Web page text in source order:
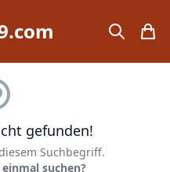
search
gefunden!
Suchbegriff.
suchen?